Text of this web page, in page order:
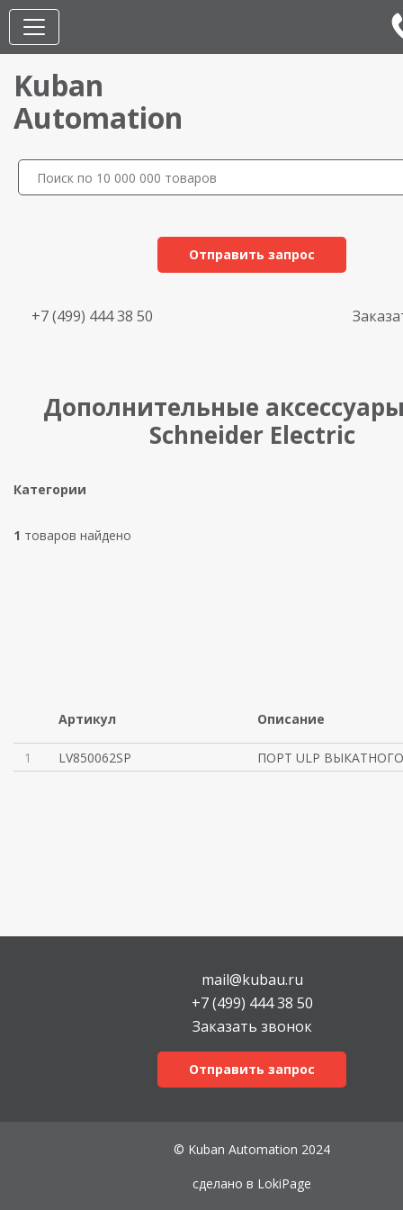
Kuban
Automation
Отправить запрос
+7 (499) 444 38 50
Дополнительные
Schneider Electric
Категории
1 товаров найдено
Артикул Описание
1 LV850062SP ПОРТ ULP ВЫКАТНОГО
mail@kubau.ru
+7 (499) 444 38 50
Заказать звонок
Отправить запрос
© Kuban Automation 2024
сделано в LokiPage